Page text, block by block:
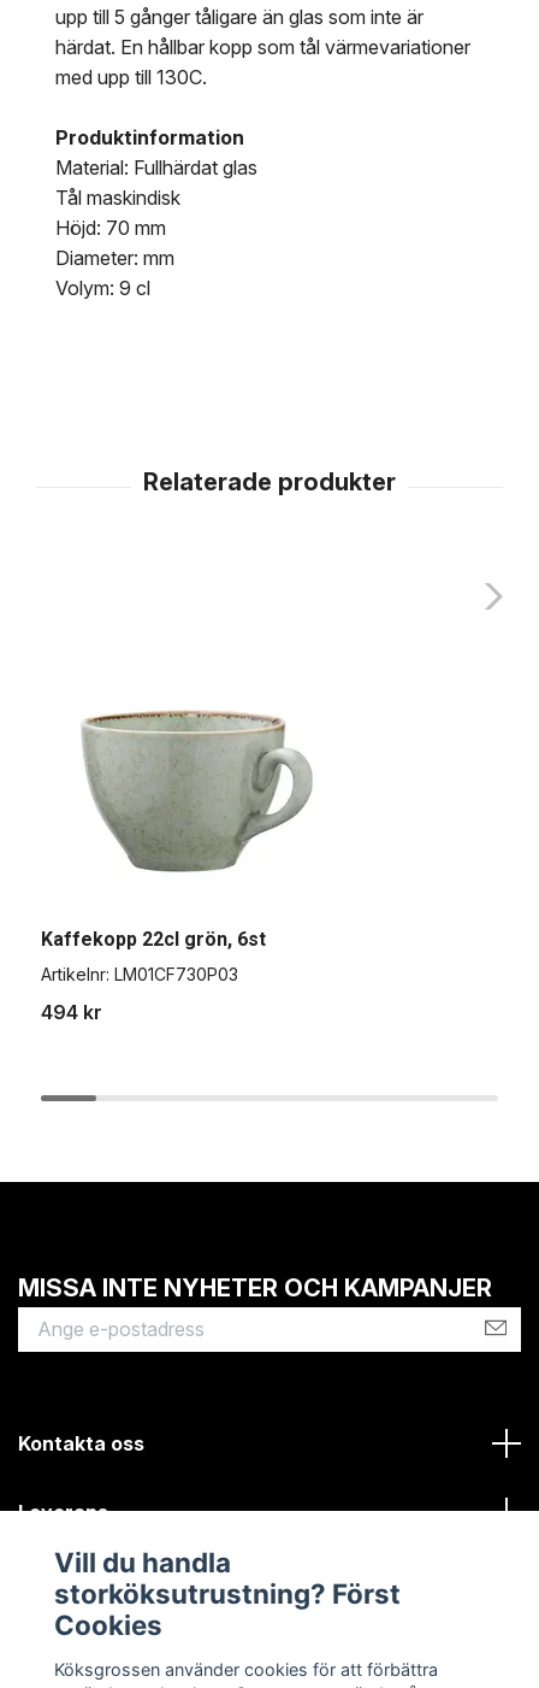
upp till 5 gånger tåligare än glas som inte är
härdat. En hållbar kopp som tål värmevariationer
med upp till 130C.
Produktinformation
Material: Fullhärdat glas
Tål maskindisk
Höjd: 70 mm
Diameter: mm
Volym: 9 cl
Kaffekopp 22cl grön, 6st
Artikelnr: LM01CF730P03
494 kr
MISSA INTE NYHETER OCH KAMPANJER
Kontakta oss
Leverans
Kundinformation
Vill du handla
storköksutrustning? Först
Cookies
Köksgrossen använder cookies för att förbättra